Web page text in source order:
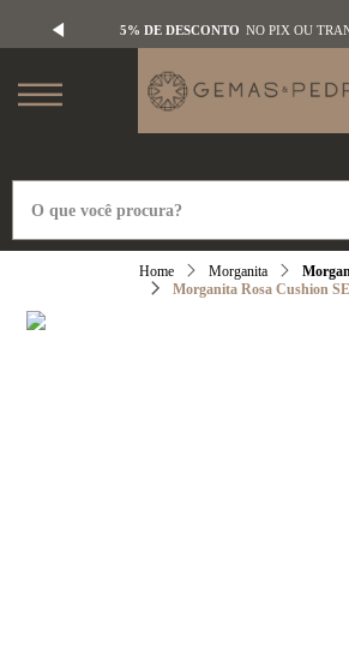
5% DE DESCONTO NO PIX OU
Morganita
Morganita Rosa Cushion